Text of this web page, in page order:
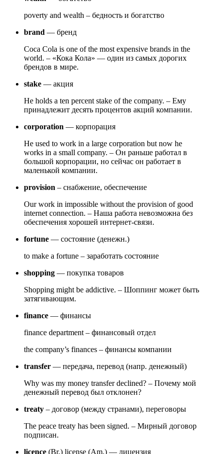
poverty and wealth – бедность и богатство
brand — бренд
Coca Cola is one of the most expensive brands in the
world. – «Кока Кола» — один из самых дорогих
брендов в мире.
stake — акция
He holds a ten percent stake of the company. – Ему
принадлежит десять процентов акций компании.
corporation — корпорация
He used to work in a large corporation but now he
works in a small company. – Он раньше работал в
большой корпорации, но сейчас он работает в
маленькой компании.
provision – снабжение, обеспечение
Our work in impossible without the provision of good
internet connection. – Наша работа невозможна без
обеспечения хорошей интернет-связи.
fortune — состояние (денежн.)
to make a fortune – заработать состояние
shopping — покупка товаров
Shopping might be addictive. – Шоппинг может быть
затягивающим.
finance — финансы
finance department – финансовый отдел
the company’s finances – финансы компании
transfer — передача, перевод (напр. денежный)
Why was my money transfer declined? – Почему мой
денежный перевод был отклонен?
treaty – договор (между странами), переговоры
The peace treaty has been signed. – Мирный договор
подписан.
licence (Br.) license (Am.) — лицензия